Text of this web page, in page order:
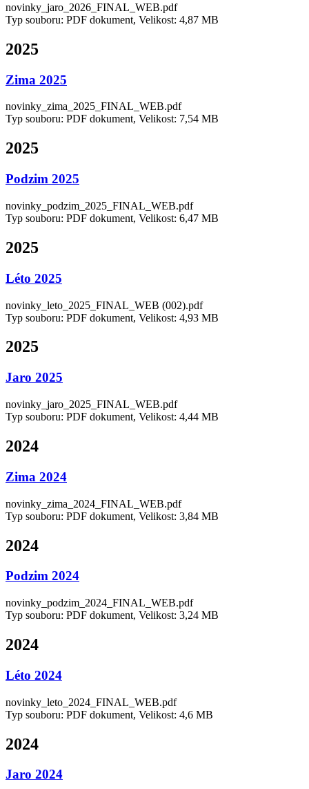
novinky_jaro_2026_FINAL_WEB.pdf
Typ souboru: PDF dokument, Velikost: 4,87 MB
2025
Zima 2025
novinky_zima_2025_FINAL_WEB.pdf
Typ souboru: PDF dokument, Velikost: 7,54 MB
2025
Podzim 2025
novinky_podzim_2025_FINAL_WEB.pdf
Typ souboru: PDF dokument, Velikost: 6,47 MB
2025
Léto 2025
novinky_leto_2025_FINAL_WEB (002).pdf
Typ souboru: PDF dokument, Velikost: 4,93 MB
2025
Jaro 2025
novinky_jaro_2025_FINAL_WEB.pdf
Typ souboru: PDF dokument, Velikost: 4,44 MB
2024
Zima 2024
novinky_zima_2024_FINAL_WEB.pdf
Typ souboru: PDF dokument, Velikost: 3,84 MB
2024
Podzim 2024
novinky_podzim_2024_FINAL_WEB.pdf
Typ souboru: PDF dokument, Velikost: 3,24 MB
2024
Léto 2024
novinky_leto_2024_FINAL_WEB.pdf
Typ souboru: PDF dokument, Velikost: 4,6 MB
2024
Jaro 2024